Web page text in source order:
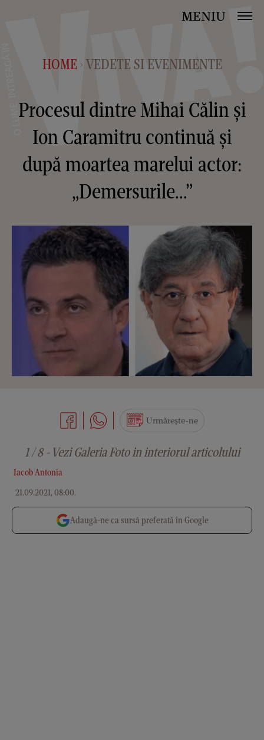
MENIU
HOME > VEDETE SI EVENIMENTE
Procesul dintre Mihai Călin și
Ion Caramitru continuă și
după moartea marelui actor:
„Demersurile...”
Iacob Antonia
21.09.2021, 08:00.
Urmărește-ne
1 / 8 - Vezi Galeria Foto in interiorul articolului
Adaugă-ne ca sursă preferată în Google